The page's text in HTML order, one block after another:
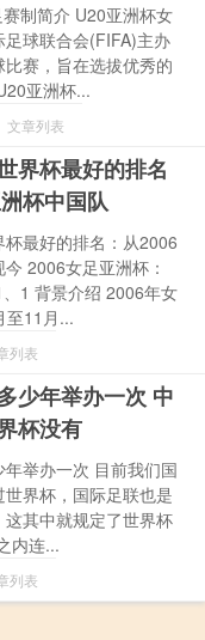
制简介 U20亚洲杯女
足球联合会(FIFA)主办
赛，旨在选拔优秀的
亚洲杯...
文章列表
界杯最好的排名
杯中国队
最好的排名：从2006
2006女足亚洲杯：
1 背景介绍 2006年女
至11月...
列表
少年举办一次 中
杯没有
举办一次 目前我们国
界杯，国际足联也是
其中就规定了世界杯
内连...
列表